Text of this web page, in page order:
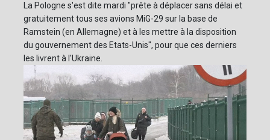
La Pologne s'est dite mardi "prête à déplacer sans délai et
gratuitement tous ses avions MiG-29 sur la base de
Ramstein (en Allemagne) et à les mettre à la disposition
du gouvernement des Etats-Unis", pour que ces derniers
les livrent à l'Ukraine.